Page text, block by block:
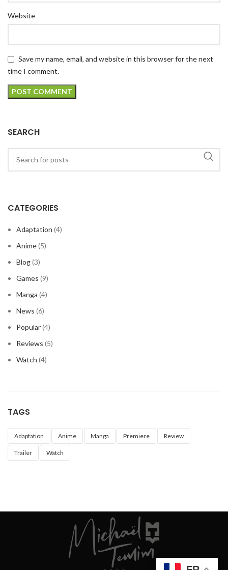
Website
Save my name, email, and website in this browser for the next
time I comment.
SEARCH
CATEGORIES
Adaptation (4)
Anime(5)
Blog(3)
Games (9)
Manga (4)
News (6)
Popular(4)
Reviews (5)
Watch (4)
TAGS
Adaptation Anime Manga Premiere Review
Trailer Watch